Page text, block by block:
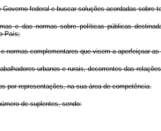
federal e buscar soluções acordadas sobre
e das normas sobre políticas públicas
País;
normas complementares que visem a aperfeiçoar
urbanos e rurais, decorrentes das
por representações, na sua área de competência.
de suplentes, sendo: